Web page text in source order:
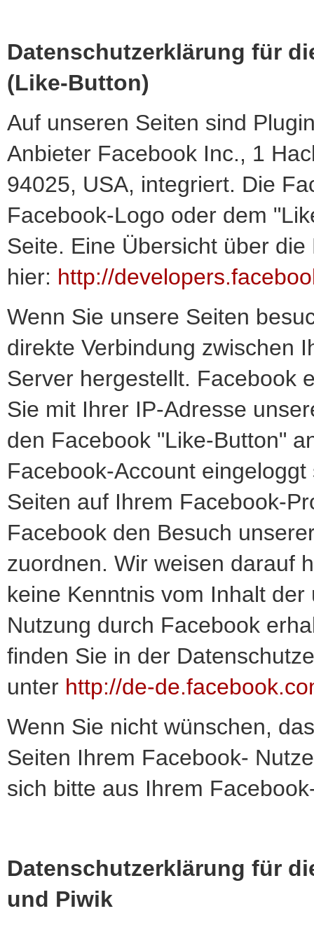
Datenschutzerklärung für
(Like-Button)
Auf unseren Seiten sind
Anbieter Facebook Inc., 1
94025, USA, integriert. Die
Facebook-Logo oder dem
Seite. Eine Übersicht über
hier: http://
Wenn Sie unsere Seiten
direkte Verbindung zwischen
Server hergestellt. Facebook
Sie mit Ihrer IP-Adresse
den Facebook "Like-Button"
Facebook-Account
Seiten auf Ihrem Facebook-
Facebook den Besuch
zuordnen. Wir weisen darauf
keine Kenntnis vom Inhalt
Nutzung durch Facebook
finden Sie in der
unter http://de-
Wenn Sie nicht wünschen,
Seiten Ihrem Facebook-
sich bitte aus Ihrem
Datenschutzerklärung für
und Piwik